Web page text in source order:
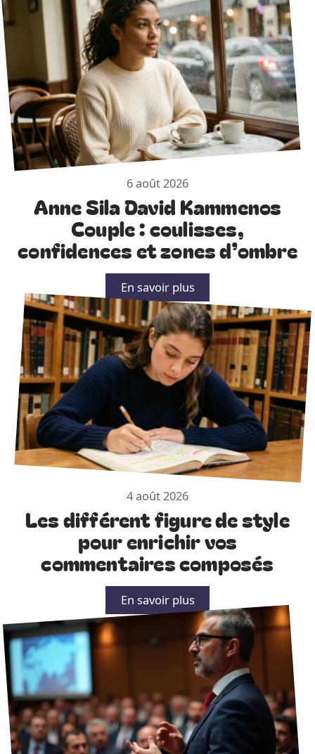
6 août 2026
Anne Sila David Kammenos
Couple : coulisses,
confidences et zones d’ombre
En savoir plus
4 août 2026
Les différent figure de style
pour enrichir vos
commentaires composés
En savoir plus